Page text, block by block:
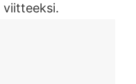
viitteeksi.